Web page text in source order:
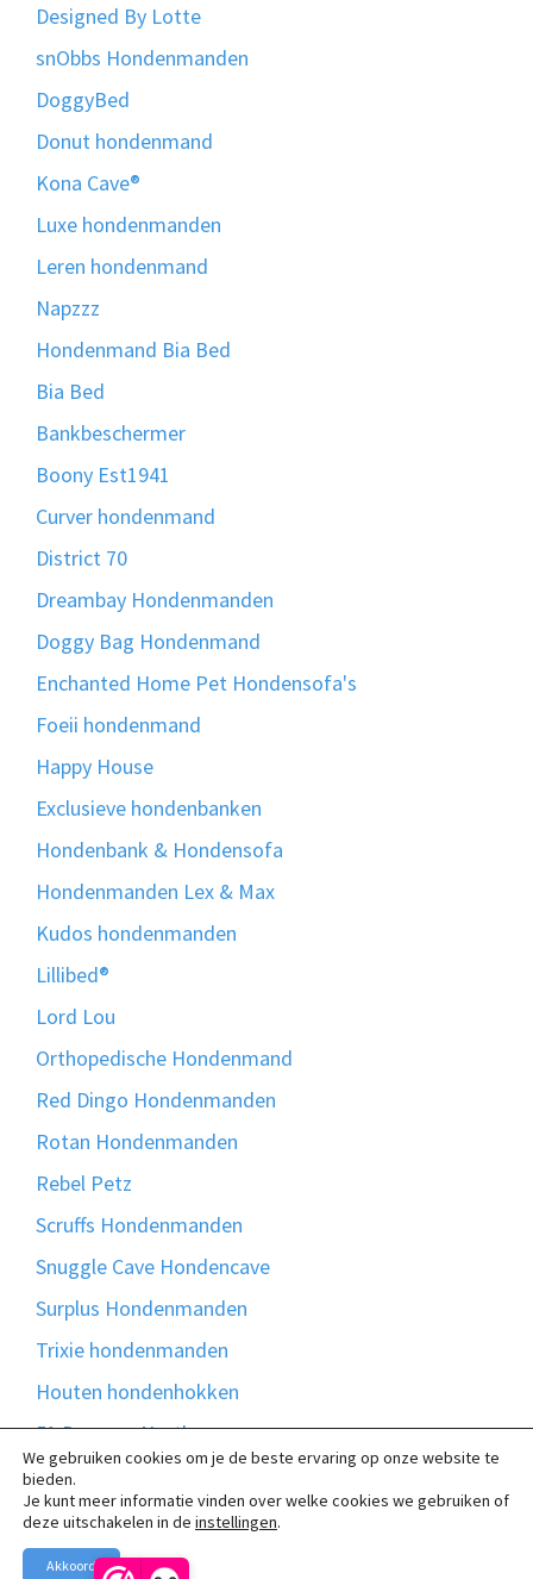
Designed By Lotte
snObbs Hondenmanden
DoggyBed
Donut hondenmand
Kona Cave®
Luxe hondenmanden
Leren hondenmand
Napzzz
Hondenmand Bia Bed
Bia Bed
Bankbeschermer
Boony Est1941
Curver hondenmand
District 70
Dreambay Hondenmanden
Doggy Bag Hondenmand
Enchanted Home Pet Hondensofa's
Foeii hondenmand
Happy House
Exclusieve hondenbanken
Hondenbank & Hondensofa
Hondenmanden Lex & Max
Kudos hondenmanden
Lillibed®
Lord Lou
Orthopedische Hondenmand
Red Dingo Hondenmanden
Rotan Hondenmanden
Rebel Petz
Scruffs Hondenmanden
Snuggle Cave Hondencave
Surplus Hondenmanden
Trixie hondenmanden
Houten hondenhokken
51 Degrees North
Bontmand
Madison Friends
We gebruiken cookies om je de beste ervaring op onze website te
bieden.
Je kunt meer informatie vinden over welke cookies we gebruiken of
deze uitschakelen in de instellingen.
Akkoord